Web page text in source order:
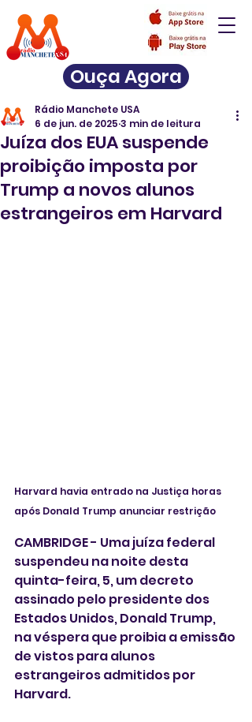
Ouça Agora
Juíza dos EUA suspende
proibição imposta por
Trump a novos alunos
estrangeiros em Harvard
Rádio Manchete USA
6 de jun. de 2025 3 min de leitura
Harvard havia entrado na Justiça horas
após Donald Trump anunciar restrição
CAMBRIDGE - Uma juíza federal
suspendeu na noite desta
quinta-feira, 5, um decreto
assinado pelo presidente dos
Estados Unidos, Donald Trump,
na véspera que proibia a emissão
de vistos para alunos
estrangeiros admitidos por
Harvard.